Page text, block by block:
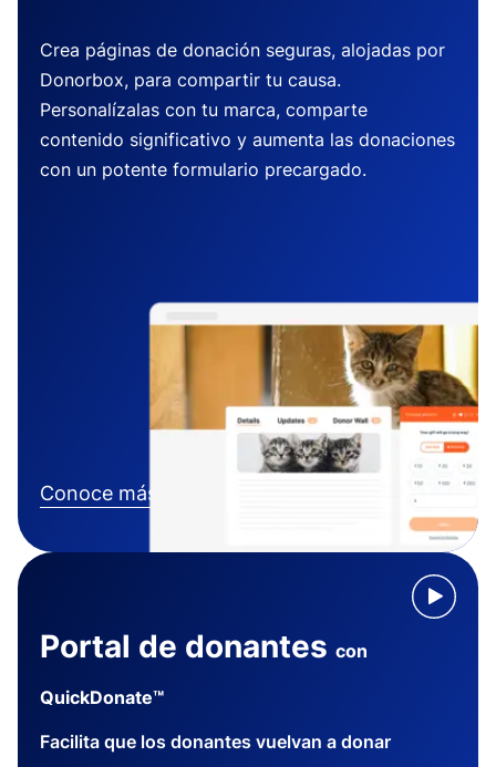
Crea páginas de donación seguras, alojadas por
Donorbox, para compartir tu causa.
Personalízalas con tu marca, comparte
contenido significativo y aumenta las donaciones
con un potente formulario precargado.
Conoce más
Portal de donantes con
QuickDonate™
Facilita que los donantes vuelvan a donar